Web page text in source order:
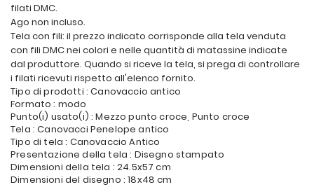
filati DMC.
Ago non incluso.
Tela con fili: il prezzo indicato corrisponde alla tela venduta
con fili DMC nei colori e nelle quantità di matassine indicate
dal produttore. Quando si riceve la tela, si prega di controllare
i filati ricevuti rispetto all'elenco fornito.
Tipo di prodotti : Canovaccio antico
Formato : modo
Punto(i) usato(i) : Mezzo punto croce, Punto croce
Tela : Canovacci Penelope antico
Tipo di tela : Canovaccio Antico
Presentazione della tela : Disegno stampato
Dimensioni della tela : 24.5x57 cm
Dimensioni del disegno : 18x48 cm